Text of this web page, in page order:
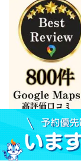
玉野市の皆